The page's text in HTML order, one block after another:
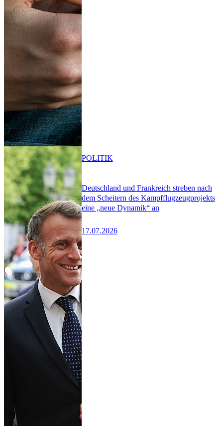
Deutschland und Frankreich streben nach
dem Scheitern des Kampfflugzeugprojekts
eine „neue Dynamik“ an
17.07.2026
POLITIK